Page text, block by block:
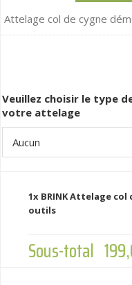
Attelage col de cygne
Veuillez choisir le type
votre attelage
1x BRINK Attelage
outils
Sous-total